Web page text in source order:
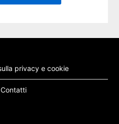
privacy e cookie
Contatti